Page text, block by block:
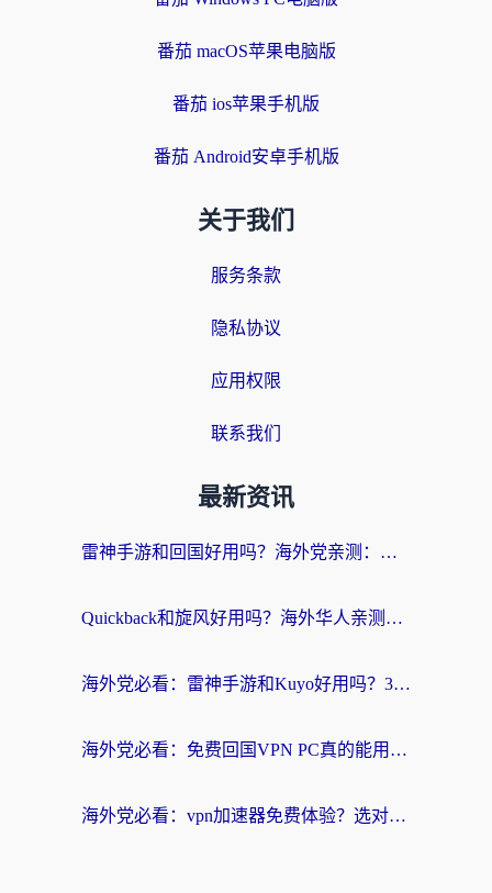
番茄 macOS苹果电脑版
番茄 ios苹果手机版
番茄 Android安卓手机版
关于我们
服务条款
隐私协议
应用权限
联系我们
最新资讯
雷神手游和回国好用吗？海外党亲测：选对加速器才能无缝刷剧打游戏
Quickback和旋风好用吗？海外华人亲测：选对回国加速器才能无缝看央视5
海外党必看：雷神手游和Kuyo好用吗？3款回国加速器实测+避坑指南
海外党必看：免费回国VPN PC真的能用？附国内高速VPN选择全攻略
海外党必看：vpn加速器免费体验？选对回国加速器才能无缝刷国内剧玩国服